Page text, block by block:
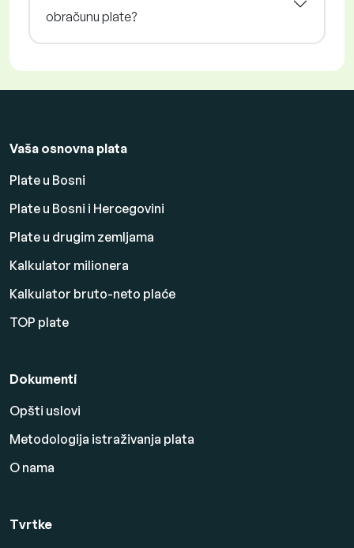
obračunu plate?
Vaša osnovna plata
Plate u Bosni
Plate u Bosni i Hercegovini
Plate u drugim zemljama
Kalkulator milionera
Kalkulator bruto-neto plaće
TOP plate
Dokumenti
Opšti uslovi
Metodologija istraživanja plata
O nama
Tvrtke